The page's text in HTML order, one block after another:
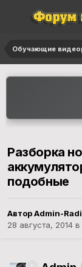
Обучающие
Разборка
подобные
АвторAdmin-
28 августа, 2014 в